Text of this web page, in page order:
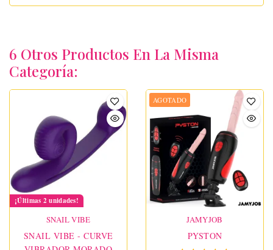
6 Otros Productos En La Misma
Categoría:
¡Últimas 2 unidades!
SNAIL VIBE
SNAIL VIBE - CURVE
AGOTADO
JAMYJOB
PYSTON